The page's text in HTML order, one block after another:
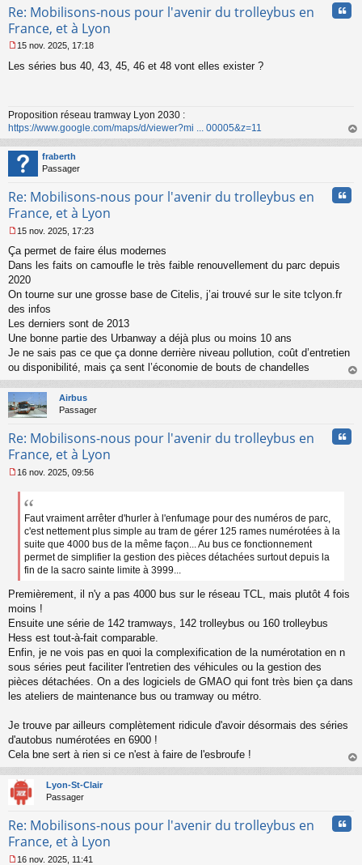
Re: Mobilisons-nous pour l'avenir du trolleybus en
France, et à Lyon
e
g
e
n
o
n
l
15 nov. 2025, 17:18
Les séries bus 40, 43, 45, 46 et 48 vont elles exister ?
Proposition réseau tramway Lyon 2030 :
https://www.google.com/maps/d/viewer?mi ... 00005&z=11
au
fraberth
Passager
Re: Mobilisons-nous pour l'avenir du trolleybus en
France, et à Lyon
e
s
s
g
e
n
o
n
u
15 nov. 2025, 17:23
Ça permet de faire élus modernes
Dans les faits on camoufle le très faible renouvellement du parc depuis
2020
On tourne sur une grosse base de Citelis, j’ai trouvé sur le site tclyon.fr
des infos
Les derniers sont de 2013
Une bonne partie des Urbanway a déjà plus ou moins 10 ans
Je ne sais pas ce que ça donne derrière niveau pollution, coût d’entretien
ou disponibilité, mais ça sent l’économie de bouts de chandelles
au
Airbus
Passager
Re: Mobilisons-nous pour l'avenir du trolleybus en
France, et à Lyon
e
n
u
16 nov. 2025, 09:56
Faut vraiment arrêter d'hurler à l'enfumage pour des numéros de parc,
c'est nettement plus simple au tram de gérer 125 rames numérotées à la
suite que 4000 bus de la même façon... Au bus ce fonctionnement
permet de simplifier la gestion des pièces détachées surtout depuis la
fin de la sacro sainte limite à 3999...
Premièrement, il n'y a pas 4000 bus sur le réseau TCL, mais plutôt 4 fois
moins !
Ensuite une série de 142 tramways, 142 trolleybus ou 160 trolleybus
Hess est tout-à-fait comparable.
Enfin, je ne vois pas en quoi la complexification de la numérotation en n
sous séries peut faciliter l'entretien des véhicules ou la gestion des
pièces détachées. On a des logiciels de GMAO qui font très bien ça dans
les ateliers de maintenance bus ou tramway ou métro.
Je trouve par ailleurs complètement ridicule d'avoir désormais des séries
d'autobus numérotées en 6900 !
Cela bne sert à rien si ce n'est à faire de l'esbroufe !
au
Lyon-St-Clair
Passager
Re: Mobilisons-nous pour l'avenir du trolleybus en
France, et à Lyon
16 nov. 2025, 11:41